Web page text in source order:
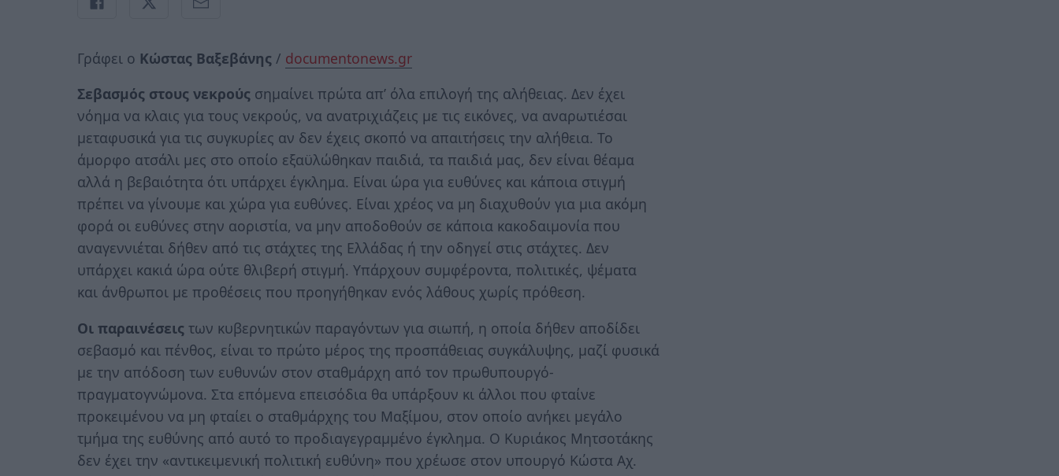
Γράφει ο Κώστας Βαξεβάνης / documentonews.gr
Σεβασμός στους νεκρούς σημαίνει πρώτα απ’ όλα επιλογή της αλήθειας. Δεν έχει
νόημα να κλαις για τους νεκρούς, να ανατριχιάζεις με τις εικόνες, να αναρωτιέσαι
μεταφυσικά για τις συγκυρίες αν δεν έχεις σκοπό να απαιτήσεις την αλήθεια. Το
άμορφο ατσάλι μες στο οποίο εξαϋλώθηκαν παιδιά, τα παιδιά μας, δεν είναι θέαμα
αλλά η βεβαιότητα ότι υπάρχει έγκλημα. Είναι ώρα για ευθύνες και κάποια στιγμή
πρέπει να γίνουμε και χώρα για ευθύνες. Είναι χρέος να μη διαχυθούν για μια ακόμη
φορά οι ευθύνες στην αοριστία, να μην αποδοθούν σε κάποια κακοδαιμονία που
αναγεννιέται δήθεν από τις στάχτες της Ελλάδας ή την οδηγεί στις στάχτες. Δεν
υπάρχει κακιά ώρα ούτε θλιβερή στιγμή. Υπάρχουν συμφέροντα, πολιτικές, ψέματα
και άνθρωποι με προθέσεις που προηγήθηκαν ενός λάθους χωρίς πρόθεση.
Οι παραινέσεις των κυβερνητικών παραγόντων για σιωπή, η οποία δήθεν αποδίδει
σεβασμό και πένθος, είναι το πρώτο μέρος της προσπάθειας συγκάλυψης, μαζί φυσικά
με την απόδοση των ευθυνών στον σταθμάρχη από τον πρωθυπουργό-
πραγματογνώμονα. Στα επόμενα επεισόδια θα υπάρξουν κι άλλοι που φταίνε
προκειμένου να μη φταίει ο σταθμάρχης του Μαξίμου, στον οποίο ανήκει μεγάλο
τμήμα της ευθύνης από αυτό το προδιαγεγραμμένο έγκλημα. Ο Κυριάκος Μητσοτάκης
δεν έχει την «αντικειμενική πολιτική ευθύνη» που χρέωσε στον υπουργό Κώστα Αχ.